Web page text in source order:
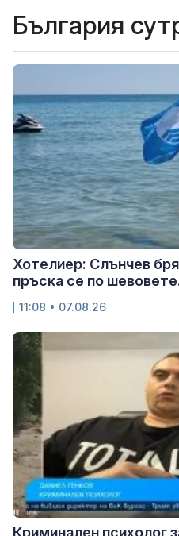
България
Хотелиер: Слънчев
пръска се по
11:08 • 07.08.26
Криминален психолог